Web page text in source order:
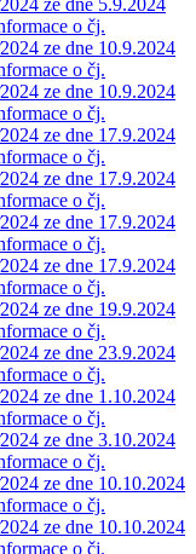
ze dne 5.9.2024
o čj.
ze dne 10.9.2024
o čj.
ze dne 10.9.2024
o čj.
ze dne 17.9.2024
o čj.
ze dne 17.9.2024
o čj.
ze dne 17.9.2024
o čj.
ze dne 17.9.2024
o čj.
ze dne 19.9.2024
o čj.
ze dne 23.9.2024
o čj.
ze dne 1.10.2024
o čj.
ze dne 3.10.2024
o čj.
ze dne 10.10.2024
o čj.
ze dne 10.10.2024
o čj.